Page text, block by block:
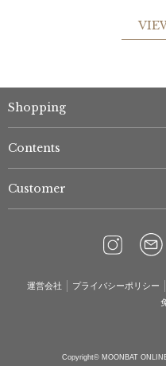
Shopping
Contents
Customer
運営会社 プライバシーポリシー
Copyright© MOONBAT